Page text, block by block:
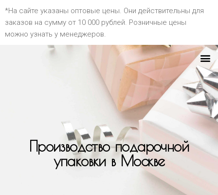
*На сайте указаны оптовые цены. Они действительны для
заказов на сумму от 10 000 рублей. Розничные цены
можно узнать у менеджеров.
Производство подарочной
упаковки в Москве